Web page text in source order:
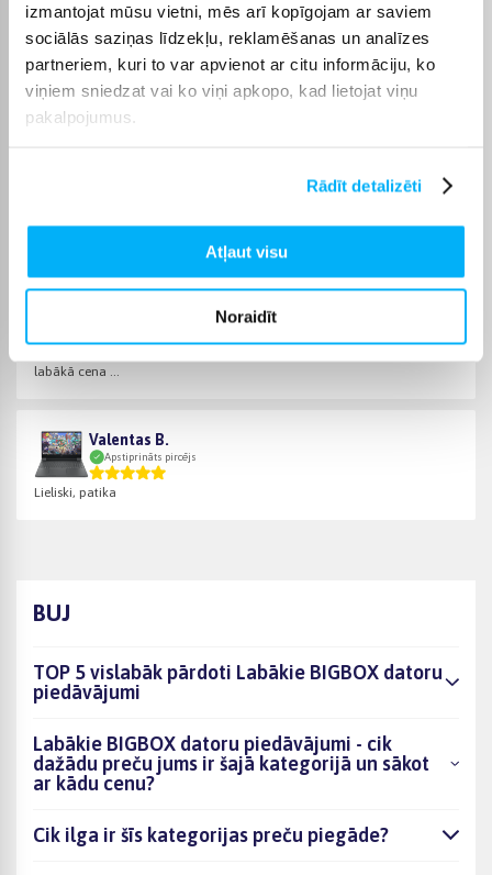
izmantojat mūsu vietni, mēs arī kopīgojam ar saviem
sociālās saziņas līdzekļu, reklamēšanas un analīzes
partneriem, kuri to var apvienot ar citu informāciju, ko
viņiem sniedzat vai ko viņi apkopo, kad lietojat viņu
pakalpojumus.
Rādīt detalizēti
Atļaut visu
Noraidīt
Pircēju atsauksmes par precēm
Labs dators mācībām, kvalitatīvs korpuss un ekrāns
labākā cena ...
Valentas B.
Apstiprināts pircējs
Lieliski, patika
BUJ
TOP 5 vislabāk pārdoti Labākie BIGBOX datoru
piedāvājumi
Labākie BIGBOX datoru piedāvājumi - cik
dažādu preču jums ir šajā kategorijā un sākot
ar kādu cenu?
Cik ilga ir šīs kategorijas preču piegāde?